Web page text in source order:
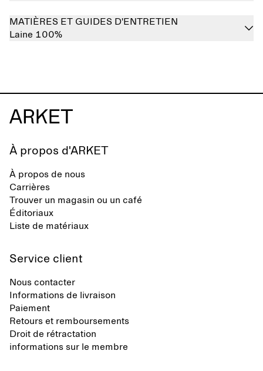
MATIÈRES ET GUIDES D'ENTRETIEN
Laine 100%
À propos d'ARKET
À propos de nous
Carrières
Trouver un magasin ou un café
Éditoriaux
Liste de matériaux
Service client
Nous contacter
Informations de livraison
Paiement
Retours et remboursements
Droit de rétractation
informations sur le membre